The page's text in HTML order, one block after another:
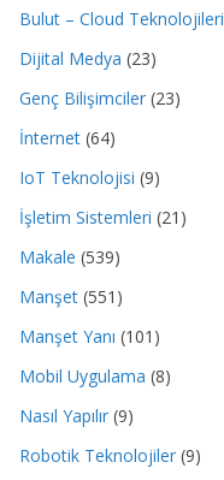
Bulut – Cloud Teknolojileri
Dijital Medya (23)
Genç Bilişimciler (23)
İnternet (64)
IoT Teknolojisi (9)
İşletim Sistemleri (21)
Makale (539)
Manşet (551)
Manşet Yanı (101)
Mobil Uygulama (8)
Nasıl Yapılır (9)
Robotik Teknolojiler (9)